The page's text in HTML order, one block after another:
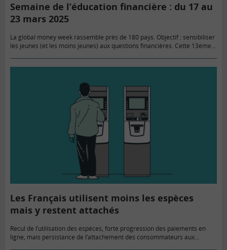
Semaine de l’éducation financière : du 17 au
23 mars 2025
La global money week rassemble près de 180 pays. Objectif : sensibiliser
les jeunes (et les moins jeunes) aux questions financières. Cette 13ème
Les Français utilisent moins les espèces
mais y restent attachés
Recul de l’utilisation des espèces, forte progression des paiements en
ligne, mais persistance de l’attachement des consommateurs aux